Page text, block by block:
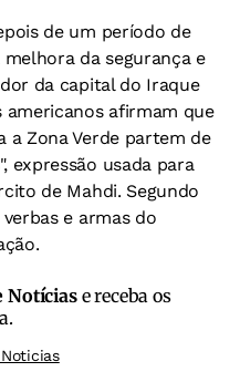
de um período de
da segurança e
da capital do Iraque
afirmam que
a Zona Verde partem de
expressão usada para
de Mahdi. Segundo
e armas do
Notíciase receba os
Noticias